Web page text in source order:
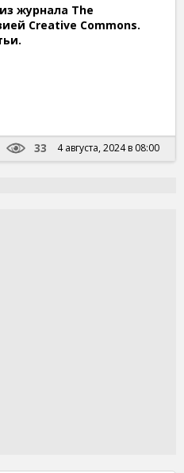
журнала The
Creative Commons.
33 4 августа, 2024 в 08:00